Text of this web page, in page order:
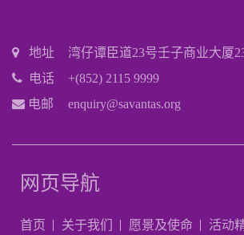
地址
湾仔谭臣道23号壬子商业大厦
电话
+(852) 2115 9999
电邮
enquiry@savantas.org
网页导航
首页 关于我们 愿景及使命 活动